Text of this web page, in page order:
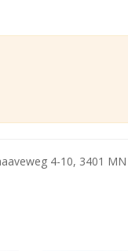
elektrische
4-10, 3401 MN